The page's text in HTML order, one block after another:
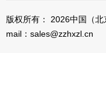
版权所有： 2026中国（
mail：